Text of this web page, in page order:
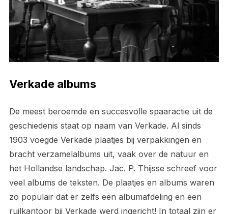
Verkade albums
De meest beroemde en succesvolle spaaractie uit de
geschiedenis staat op naam van Verkade. Al sinds
1903 voegde Verkade plaatjes bij verpakkingen en
bracht verzamelalbums uit, vaak over de natuur en
het Hollandse landschap. Jac. P. Thijsse schreef voor
veel albums de teksten. De plaatjes en albums waren
zo populair dat er zelfs een albumafdeling en een
ruilkantoor bij Verkade werd ingericht! In totaal zijn er